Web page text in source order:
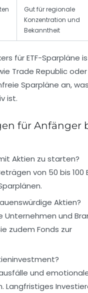
Gut für regionale
Konzentration und
Bekanntheit
für ETF-Sparpläne
Trade Republicoder
Sparpläne an,
ist.
für Anfänger
Aktien zu starten?
von 50 bis 100
Aktien?
und
zudem Fonds zur
und
Langfristiges